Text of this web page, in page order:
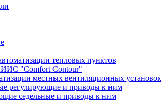
тепловых пунктов
"Comfort Contour"
местных вентиляционных установок
регулирующие и приводы к ним
седельные и приводы к ним